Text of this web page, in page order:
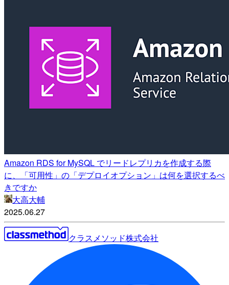
Amazon RDS for MySQL でリードレプリカを作成する際
に、「可用性」の「デプロイオプション」は何を選択するべ
きですか
大高大輔
2025.06.27
クラスメソッド株式会社